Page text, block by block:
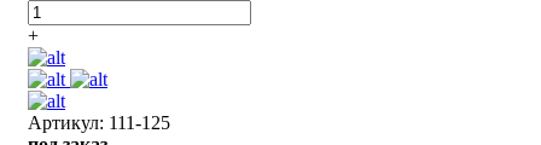
+
Артикул: 111-125